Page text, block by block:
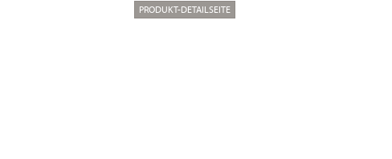
PRODUKT-DETAILSEITE